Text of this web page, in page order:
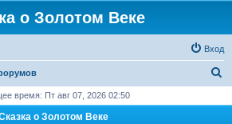
о Золотом Веке
Вход
время: Пт авг 07, 2026 02:50
о Золотом Веке